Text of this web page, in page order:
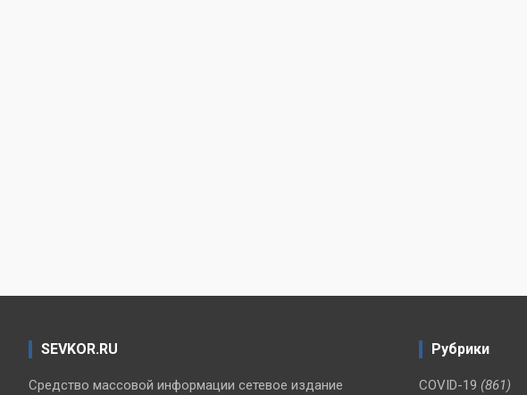
SEVKOR.RU
Средство массовой информации сетевое издание
Рубрики
COVID-19 (861)